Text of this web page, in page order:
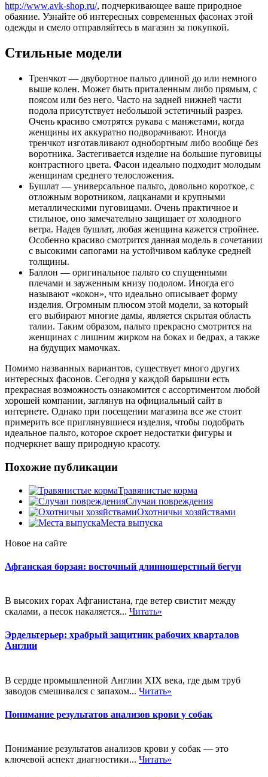
http://www.avk-shop.ru/, подчеркивающее ваше природное
обаяние. Узнайте об интересных современных фасонах этой
одежды и смело отправляйтесь в магазин за покупкой.
Стильные модели
Тренчкот — двубортное пальто длиной до или немного
выше колен. Может быть приталенным либо прямым, с
поясом или без него. Часто на задней нижней части
подола присутствует небольшой эстетичный разрез.
Очень красиво смотрятся рукава с манжетами, когда
женщины их аккуратно подворачивают. Иногда
тренчкот изготавливают однобортным либо вообще без
воротника. Застегивается изделие на большие пуговицы
контрастного цвета. Фасон идеально подходит молодым
женщинам среднего телосложения.
Бушлат — универсальное пальто, довольно короткое, с
отложным воротником, лацканами и крупными
металлическими пуговицами. Очень практичное и
стильное, оно замечательно защищает от холодного
ветра. Надев бушлат, любая женщина кажется стройнее.
Особенно красиво смотрится данная модель в сочетании
с высокими сапогами на устойчивом каблуке средней
толщины.
Баллон — оригинальное пальто со спущенными
плечами и зауженным книзу подолом. Иногда его
называют «кокон», что идеально описывает форму
изделия. Огромным плюсом этой модели, за который
его выбирают многие дамы, является скрытая область
талии. Таким образом, пальто прекрасно смотрится на
женщинах с лишним жирком на боках и бедрах, а также
на будущих мамочках.
Помимо названных вариантов, существует много других
интересных фасонов. Сегодня у каждой барышни есть
прекрасная возможность ознакомится с ассортиментом любой
хорошей компании, заглянув на официальный сайт в
интернете. Однако при посещении магазина все же стоит
примерить все приглянувшиеся изделия, чтобы подобрать
идеальное пальто, которое скроет недостатки фигуры и
подчеркнет вашу природную красоту.
Похожие публикации
Травянистые корма
Случаи повреждения
Охотничьи хозяйствами
Места выпуска
Новое на сайте
Афганская борзая: восточный длинношерстный бегун
В высоких горах Афганистана, где ветер свистит между
скалами, а песок накаляется... Читать»
Эрдельтерьер: храбрый защитник рабочих кварталов
Англии
В сердце промышленной Англии XIX века, где дым труб
заводов смешивался с запахом... Читать»
Понимание результатов анализов крови у собак
Понимание результатов анализов крови у собак — это
ключевой аспект диагностики... Читать»